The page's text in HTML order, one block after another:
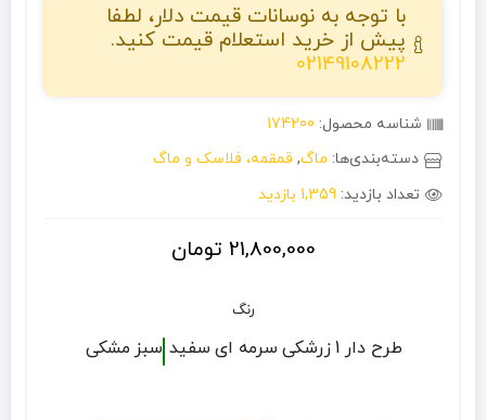
با توجه به نوسانات قیمت دلار، لطفا
پیش از خرید استعلام قیمت کنید.
02149108222
شناسه محصول: 174200
دسته‌بندی‌ها: ماگ, قمقمه، فلاسک و ماگ
تعداد بازدید: 1,359 بازدید
21,800,000 تومان
رنگ
طرح دار 1 زرشکی سرمه ای سفید سبز مشکی